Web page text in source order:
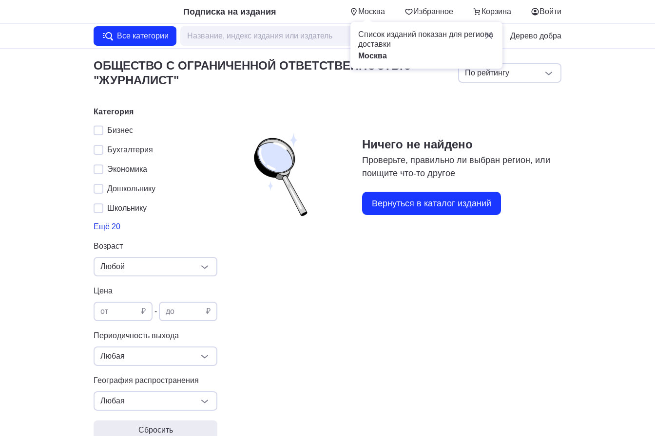
Подписка на издания Москва Избранное Корзина
Список изданий показан для региона
доставки
Москва
Войти
Все категории Для бизнеса Дерево добра
ОБЩЕСТВО С ОГРАНИЧЕННОЙ ОТВЕТСТВЕННОСТЬЮ
"ЖУРНАЛИСТ"
По рейтингу
Категория
Бизнес
Бухгалтерия
Экономика
Дошкольнику
Школьнику
Ещё 20
Возраст
Любой
Цена
от ₽ - до ₽
Периодичность выхода
Любая
География распространения
Любая
Сбросить
Ничего не найдено
Проверьте, правильно ли выбран регион, или
поищите что-то другое
Вернуться в каталог изданий